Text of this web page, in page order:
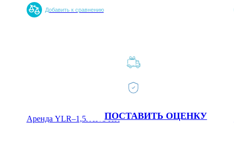
Добавить к сравнению
ПОСТАВИТЬ ОЦЕНКУ
Аренда YLR–1,5JXP/1 ПК